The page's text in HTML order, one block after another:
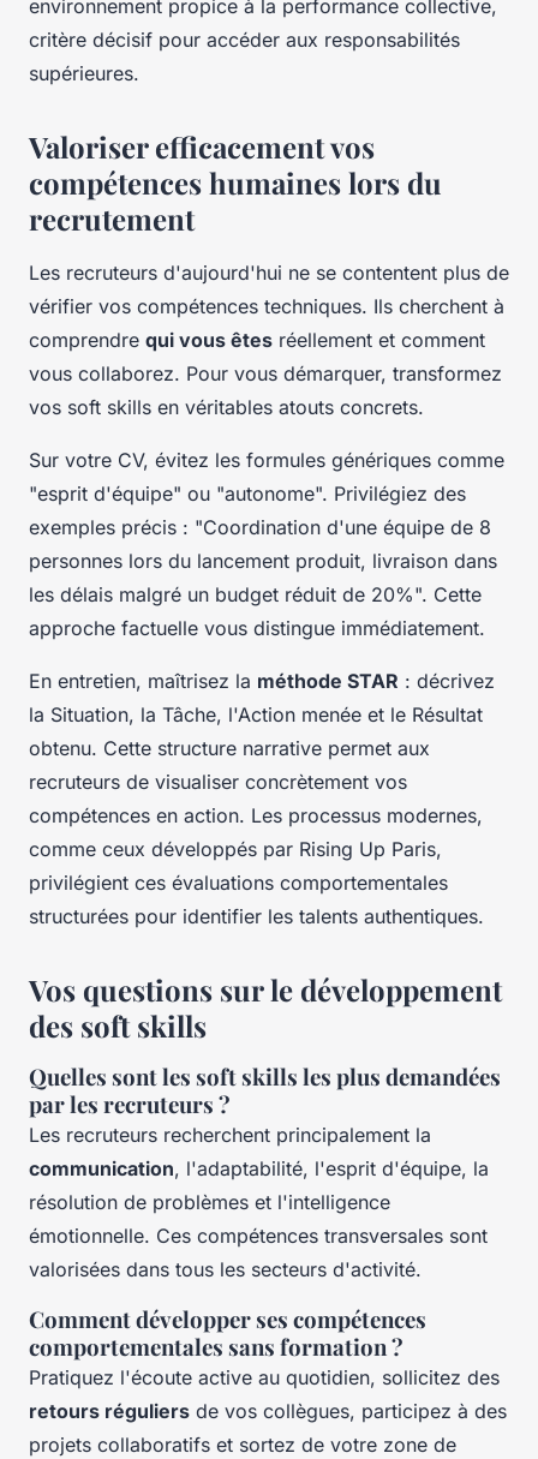
environnement propice à la performance collective,
critère décisif pour accéder aux responsabilités
supérieures.
Valoriser efficacement vos
compétences humaines lors du
recrutement
Les recruteurs d'aujourd'hui ne se contentent plus de
vérifier vos compétences techniques. Ils cherchent à
comprendre qui vous êtes réellement et comment
vous collaborez. Pour vous démarquer, transformez
vos soft skills en véritables atouts concrets.
Sur votre CV, évitez les formules génériques comme
"esprit d'équipe" ou "autonome". Privilégiez des
exemples précis : "Coordination d'une équipe de 8
personnes lors du lancement produit, livraison dans
les délais malgré un budget réduit de 20%". Cette
approche factuelle vous distingue immédiatement.
En entretien, maîtrisez la méthode STAR : décrivez
la Situation, la Tâche, l'Action menée et le Résultat
obtenu. Cette structure narrative permet aux
recruteurs de visualiser concrètement vos
compétences en action. Les processus modernes,
comme ceux développés par Rising Up Paris,
privilégient ces évaluations comportementales
structurées pour identifier les talents authentiques.
Vos questions sur le développement
des soft skills
Quelles sont les soft skills les plus demandées
par les recruteurs ?
Les recruteurs recherchent principalement la
communication, l'adaptabilité, l'esprit d'équipe, la
résolution de problèmes et l'intelligence
émotionnelle. Ces compétences transversales sont
valorisées dans tous les secteurs d'activité.
Comment développer ses compétences
comportementales sans formation ?
Pratiquez l'écoute active au quotidien, sollicitez des
retours réguliers de vos collègues, participez à des
projets collaboratifs et sortez de votre zone de